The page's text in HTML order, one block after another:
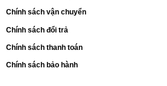
Chính sách vận chuyển
Chính sách đổi trả
Chính sách thanh toán
Chính sách bảo hành